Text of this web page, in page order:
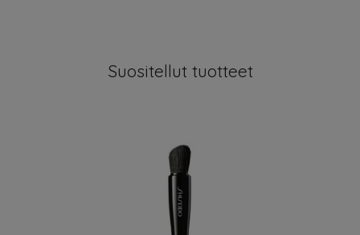
Suositellut tuotteet